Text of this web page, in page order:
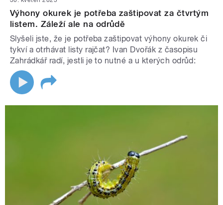
Výhony okurek je potřeba zaštipovat za čtvrtým
listem. Záleží ale na odrůdě
Slyšeli jste, že je potřeba zaštipovat výhony okurek či
tykví a otrhávat listy rajčat? Ivan Dvořák z časopisu
Zahrádkář radí, jestli je to nutné a u kterých odrůd: